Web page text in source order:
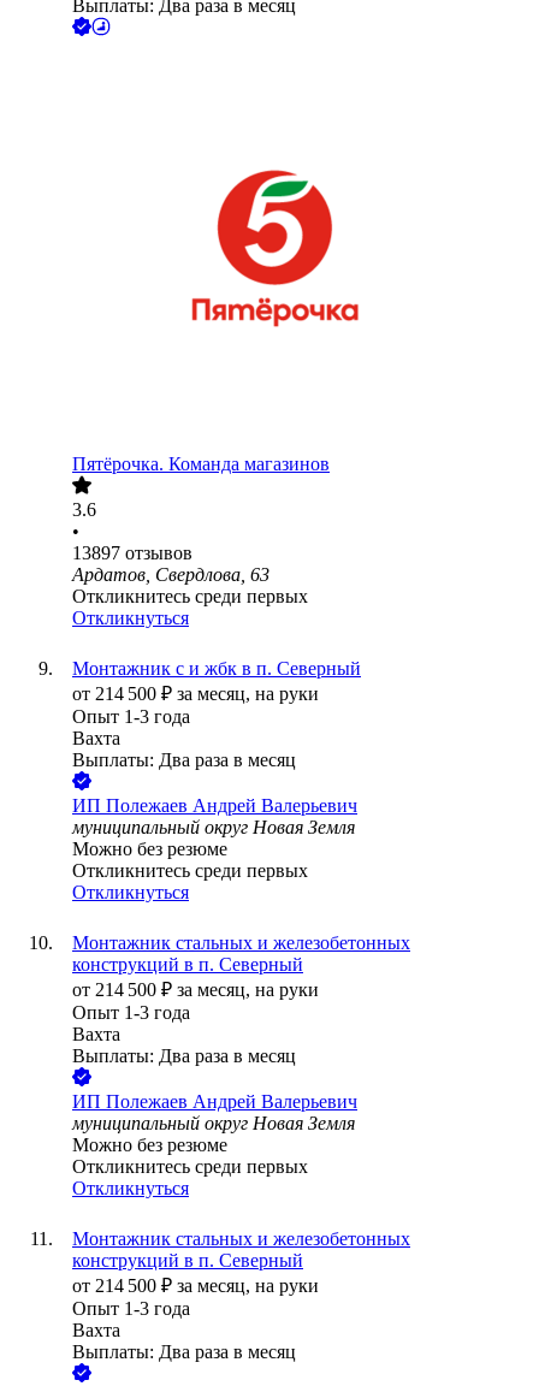
Выплаты: Два раза в месяц
Пятёрочка. Команда магазинов
3.6
•
13897 отзывов
Ардатов, Свердлова, 63
Откликнитесь среди первых
Откликнуться
Монтажник с и жбк в п. Северный
от 214 500 ₽ за месяц, на руки
Опыт 1-3 года
Вахта
Выплаты: Два раза в месяц
ИП Полежаев Андрей Валерьевич
муниципальный округ Новая Земля
Можно без резюме
Откликнитесь среди первых
Откликнуться
Монтажник стальных и железобетонных
конструкций в п. Северный
от 214 500 ₽ за месяц, на руки
Опыт 1-3 года
Вахта
Выплаты: Два раза в месяц
ИП Полежаев Андрей Валерьевич
муниципальный округ Новая Земля
Можно без резюме
Откликнитесь среди первых
Откликнуться
Монтажник стальных и железобетонных
конструкций в п. Северный
от 214 500 ₽ за месяц, на руки
Опыт 1-3 года
Вахта
Выплаты: Два раза в месяц